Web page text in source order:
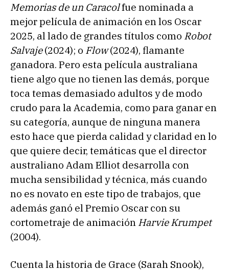
Memorias de un Caracolfue nominada a
mejor película de animación en los Oscar
2025, al lado de grandes títulos como Robot
Salvaje(2024); o Flow(2024), flamante
ganadora. Pero esta película australiana
tiene algo que no tienen las demás, porque
toca temas demasiado adultos y de modo
crudo para la Academia, como para ganar en
su categoría, aunque de ninguna manera
esto hace que pierda calidad y claridad en lo
que quiere decir, temáticas que el director
australiano Adam Elliot desarrolla con
mucha sensibilidad y técnica, más cuando
no es novato en este tipo de trabajos, que
además ganó el Premio Oscar con su
cortometraje de animación Harvie Krumpet
(2004).
Cuenta la historia de Grace (Sarah Snook),